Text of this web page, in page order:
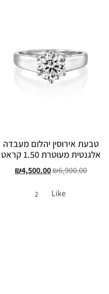
טבעת אירוסין יהלום מעבדה
אלגנטית מעוטרת 1.50 קראט
₪6,900.00
₪4,500.00
Like
2